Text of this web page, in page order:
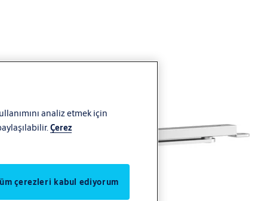
analiz etmek için
Çerez
çerezleri kabul ediyorum